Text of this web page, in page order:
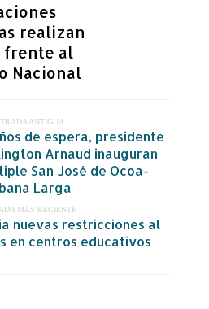
realizan
frente al
Nacional
ANTIGUA
de espera, presidente
Arnaud inauguran
San José de Ocoa-
Larga
MÁS RECIENTE
nuevas restricciones al
en centros educativos